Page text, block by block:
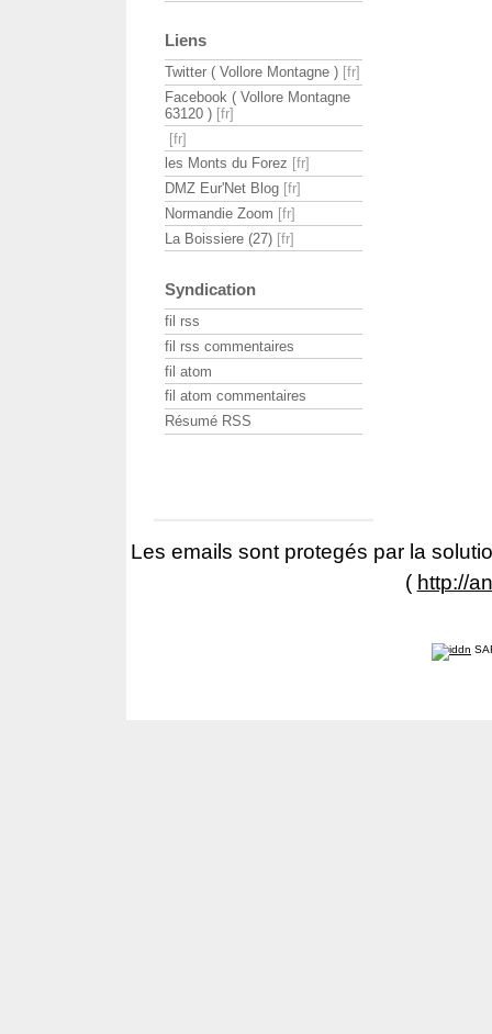
Liens
Twitter ( Vollore Montagne )
Facebook ( Vollore Montagne
63120 )
les Monts du Forez
DMZ Eur'Net Blog
Normandie Zoom
La Boissiere (27)
Syndication
fil rss
fil rss commentaires
fil atom
fil atom commentaires
Résumé RSS
Les emails sont protegés par la
( http://